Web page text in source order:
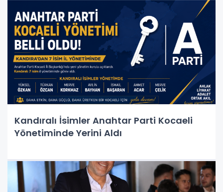
Kandıralı İsimler Anahtar Parti Kocaeli
Yönetiminde Yerini Aldı